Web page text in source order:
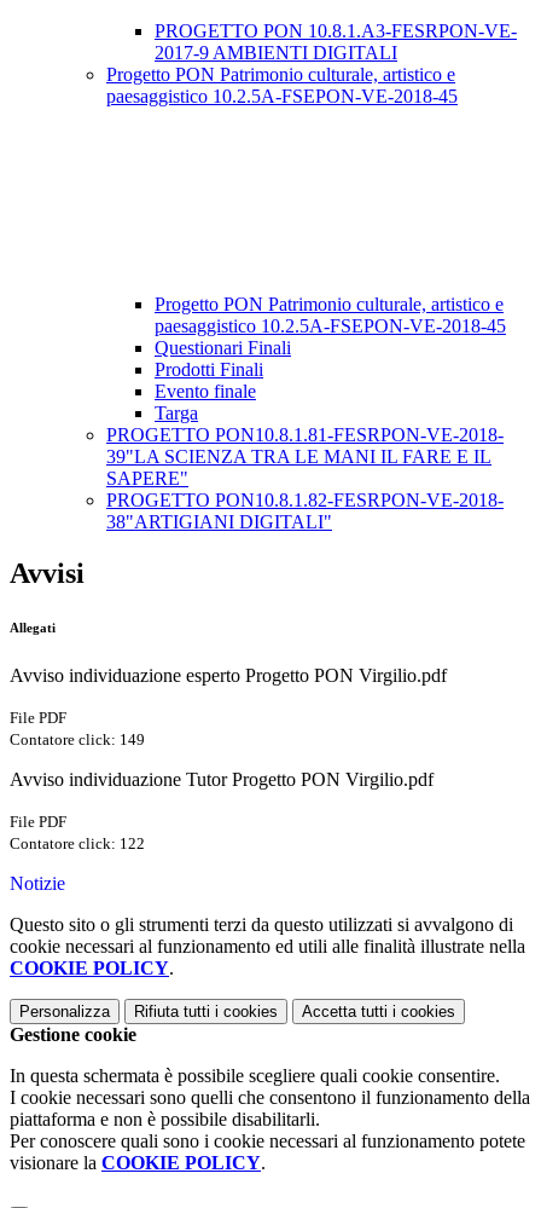
PROGETTO PON 10.8.1.A3-FESRPON-VE-
2017-9 AMBIENTI DIGITALI
Progetto PON Patrimonio culturale, artistico e
paesaggistico 10.2.5A-FSEPON-VE-2018-45
Progetto PON Patrimonio culturale, artistico e
paesaggistico 10.2.5A-FSEPON-VE-2018-45
Questionari Finali
Prodotti Finali
Evento finale
Targa
PROGETTO PON10.8.1.81-FESRPON-VE-2018-
39"LA SCIENZA TRA LE MANI IL FARE E IL
SAPERE"
PROGETTO PON10.8.1.82-FESRPON-VE-2018-
38"ARTIGIANI DIGITALI"
Avvisi
Allegati
Avviso individuazione esperto Progetto PON Virgilio.pdf
File PDF
Contatore click: 149
Avviso individuazione Tutor Progetto PON Virgilio.pdf
File PDF
Contatore click: 122
Notizie
Questo sito o gli strumenti terzi da questo utilizzati si avvalgono di
cookie necessari al funzionamento ed utili alle finalità illustrate nella
COOKIE POLICY.
Personalizza Rifiuta tutti i cookies Accetta tutti i cookies
Gestione cookie
In questa schermata è possibile scegliere quali cookie consentire.
I cookie necessari sono quelli che consentono il funzionamento della
piattaforma e non è possibile disabilitarli.
Per conoscere quali sono i cookie necessari al funzionamento potete
visionare la COOKIE POLICY.